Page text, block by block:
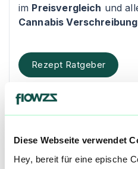
Diese Webseite verwendet
Hey, bereit für eine epische
im Preisvergleich und
Cannabis Verschreibung
Rezept Ratgeber
Kontakt